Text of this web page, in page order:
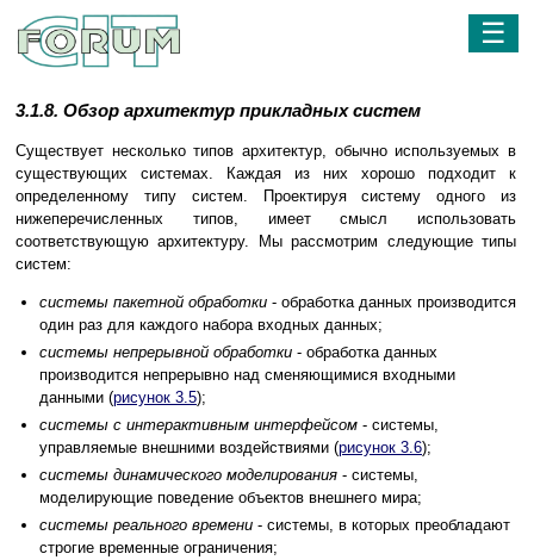
☰
3.1.8. Обзор архитектур прикладных систем
Существует несколько типов архитектур, обычно используемых в
существующих системах. Каждая из них хорошо подходит к
определенному типу систем. Проектируя систему одного из
нижеперечисленных типов, имеет смысл использовать
соответствующую архитектуру. Мы рассмотрим следующие типы
систем:
системы пакетной обработки - обработка данных производится
один раз для каждого набора входных данных;
системы непрерывной обработки - обработка данных
производится непрерывно над сменяющимися входными
данными (рисунок 3.5);
системы с интерактивным интерфейсом - системы,
управляемые внешними воздействиями (рисунок 3.6);
системы динамического моделирования - системы,
моделирующие поведение объектов внешнего мира;
системы реального времени - системы, в которых преобладают
строгие временные ограничения;